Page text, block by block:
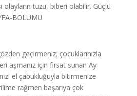
olayların tuzu, biberi olabilir. Güçlü
BOLUMU
geçirmeniz; çocuklarınızla
aşmanız için fırsat sunan Ay
el çabukluğuyla bitirmenize
rağmen başarıya çok